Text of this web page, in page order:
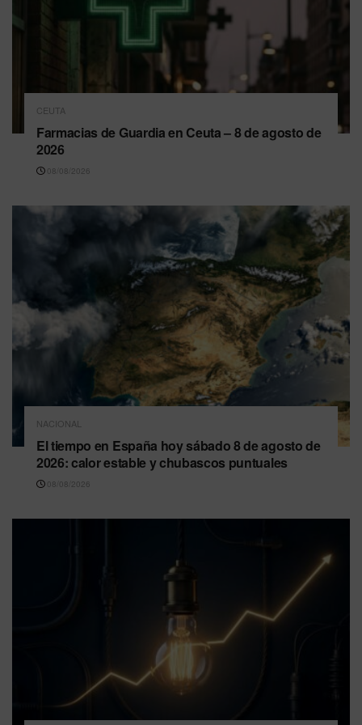
CEUTA
Farmacias de Guardia en Ceuta – 8 de agosto de
2026
08/08/2026
NACIONAL
El tiempo en España hoy sábado 8 de agosto de
2026: calor estable y chubascos puntuales
08/08/2026